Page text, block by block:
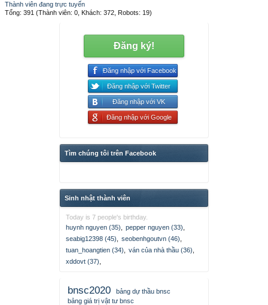
Thành viên đang trực tuyến
Tổng: 391 (Thành viên: 0, Khách: 372, Robots: 19)
Đăng ký!
Đăng nhập với Facebook
Đăng nhập với Twitter
Đăng nhập với VK
Đăng nhập với Google
Tìm chúng tôi trên Facebook
Sinh nhật thành viên
Today is 7 people's birthday.
huynh nguyen (35)
pepper nguyen (33)
seabig12398 (45)
seobenhgoutvn (46)
tuan_hoangtien (34)
ván của nhà thầu (36)
xddovt (37)
bnsc2020
bảng dự thầu bnsc
bảng giá trị vật tư bnsc